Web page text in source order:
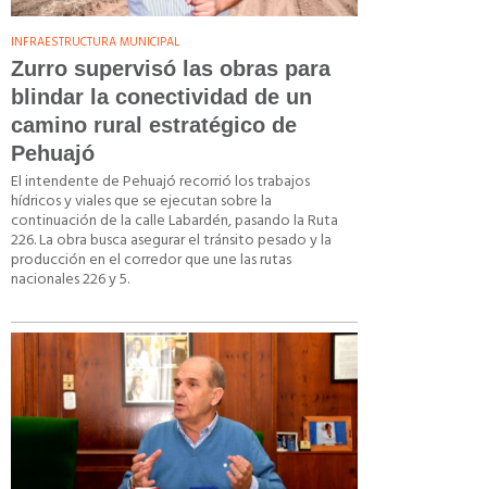
INFRAESTRUCTURA MUNICIPAL
Zurro supervisó las obras para
blindar la conectividad de un
camino rural estratégico de
Pehuajó
El intendente de Pehuajó recorrió los trabajos
hídricos y viales que se ejecutan sobre la
continuación de la calle Labardén, pasando la Ruta
226. La obra busca asegurar el tránsito pesado y la
producción en el corredor que une las rutas
nacionales 226 y 5.